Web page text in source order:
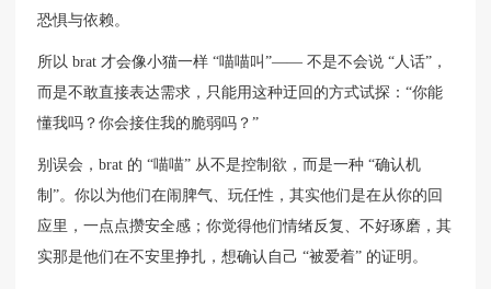
恐惧与依赖。
所以 brat 才会像小猫一样 “喵喵叫”—— 不是不会说 “人话”，
而是不敢直接表达需求，只能用这种迂回的方式试探：“你能
懂我吗？你会接住我的脆弱吗？”
别误会，brat 的 “喵喵” 从不是控制欲，而是一种 “确认机
制”。你以为他们在闹脾气、玩任性，其实他们是在从你的回
应里，一点点攒安全感；你觉得他们情绪反复、不好琢磨，其
实那是他们在不安里挣扎，想确认自己 “被爱着” 的证明。